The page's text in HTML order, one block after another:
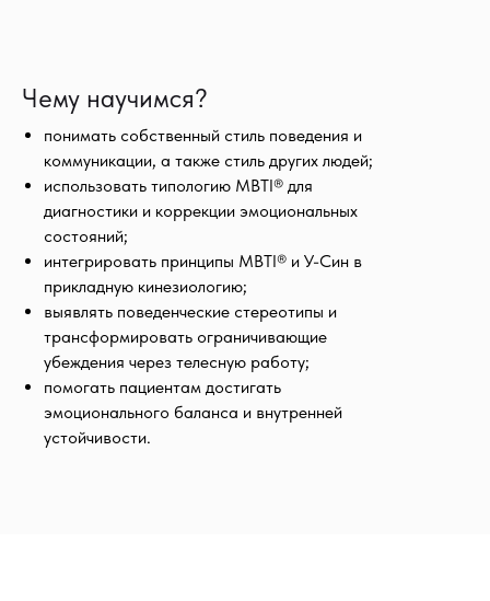
понимать собственный стиль поведения и
коммуникации, а также стиль других людей;
использовать типологию MBTI® для
диагностики и коррекции эмоциональных
состояний;
интегрировать принципы MBTI® и У-Син в
прикладную кинезиологию;
выявлять поведенческие стереотипы и
трансформировать ограничивающие
убеждения через телесную работу;
помогать пациентам достигать
эмоционального баланса и внутренней
устойчивости.
Чему научимся?